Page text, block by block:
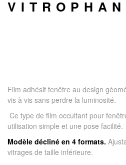
Film adhésif fenêtre au design
vis à vis sans perdre la luminosité.
Ce type de film occultant pour
utilisation simple et une pose facilité.
Modèle décliné en 4 formats.
vitrages de taille inférieure.